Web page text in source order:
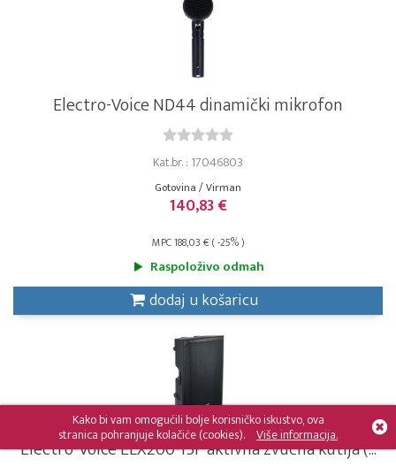
Electro-Voice ND44 dinamički mikrofon
Kat.br. : 17046803
Gotovina / Virman
140,83 €
MPC 188,03 € ( -25% )
Raspoloživo odmah
dodaj u košaricu
Electro-Voice ELX200-15P aktivna zvučna kutija (...
Kako bi vam omogućili bolje korisničko iskustvo, ova
stranica pohranjuje kolačiće (cookies). Više informacija.